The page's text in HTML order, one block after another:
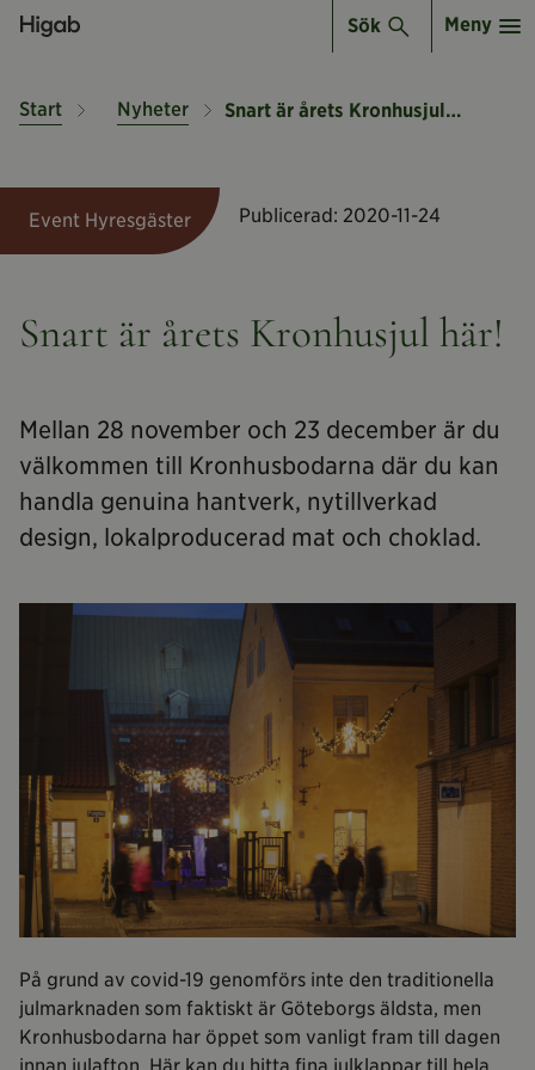
Sök Meny
Start Nyheter Snart är årets Kronhusjul här!
Event Hyresgäster Publicerad: 2020-11-24
Snart är årets Kronhusjul här!
Mellan 28 november och 23 december är du
välkommen till Kronhusbodarna där du kan
handla genuina hantverk, nytillverkad
design, lokalproducerad mat och choklad.
På grund av covid-19 genomförs inte den traditionella
julmarknaden som faktiskt är Göteborgs äldsta, men
Kronhusbodarna har öppet som vanligt fram till dagen